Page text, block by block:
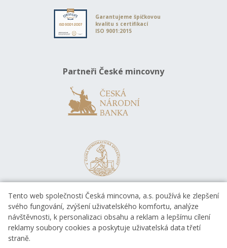
Garantujeme špičkovou
kvalitu s certifikací
ISO 9001:2015
Partneři České mincovny
Tento web společnosti Česká mincovna, a.s. používá ke zlepšení
svého fungování, zvýšení uživatelského komfortu, analýze
návštěvnosti, k personalizaci obsahu a reklam a lepšímu cílení
reklamy soubory cookies a poskytuje uživatelská data třetí
straně.